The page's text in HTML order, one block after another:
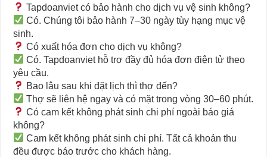
Tapdoanviet có bảo hành cho dịch vụ vệ sinh không?
Có. Chúng tôi bảo hành 7–30 ngày tùy hạng mục vệ
sinh.
Có xuất hóa đơn cho dịch vụ không?
Có. Tapdoanviet hỗ trợ đầy đủ hóa đơn điện tử theo
yêu cầu.
Bao lâu sau khi đặt lịch thì thợ đến?
Thợ sẽ liên hệ ngay và có mặt trong vòng 30–60 phút.
Có cam kết không phát sinh chi phí ngoài báo giá
không?
Cam kết không phát sinh chi phí. Tất cả khoản thu
đều được báo trước cho khách hàng.